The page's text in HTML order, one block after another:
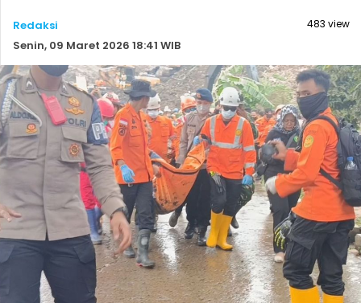
Redaksi
Senin, 09 Maret 2026 18:41 WIB
483 view